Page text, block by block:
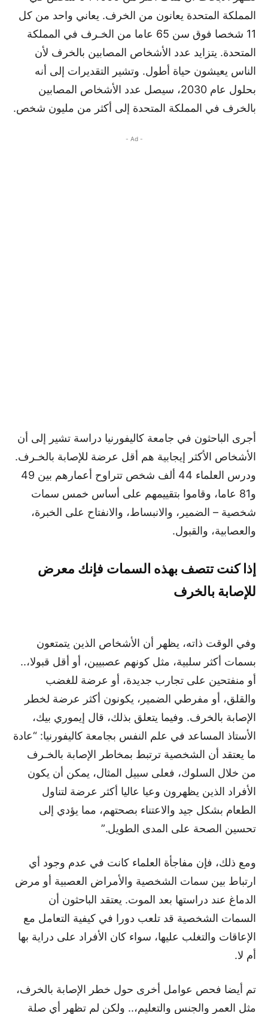
المملكة المتحدة يعانون من الخرف. يعاني واحد من كل
11 شخصا فوق سن 65 عاما من الخـرف في المملكة
المتحدة. يتزايد عدد الأشخاص المصابين بالخرف لأن
الناس يعيشون حياة أطول. وتشير التقديرات إلى أنه
بحلول عام 2030، سيصل عدد الأشخاص المصابين
بالخرف في المملكة المتحدة إلى أكثر من مليون شخص.
- Ad -
أجرى الباحثون في جامعة كاليفورنيا دراسة تشير إلى أن
الأشخاص الأكثر إيجابية هم أقل عرضة للإصابة بالخـرف.
ودرس العلماء 44 ألف شخص تتراوح أعمارهم بين 49
و81 عاما، وقاموا بتقييمهم على أساس خمس سمات
شخصية – الضمير، والانبساط، والانفتاح على الخبرة،
والعصابية، والقبول.
إذا كنت تتصف بهذه السمات فإنك معرض
للإصابة بالخرف
وفي الوقت ذاته، يظهر أن الأشخاص الذين يتمتعون
بسمات أكثر سلبية، مثل كونهم عصبيين، أو أقل قبولا،..
أو منفتحين على تجارب جديدة، أو عرضة للغضب
والقلق، أو مفرطي الضمير، يكونون أكثر عرضة لخطر
الإصابة بالخرف. وفيما يتعلق بذلك، قال إيموري بيك،
الأستاذ المساعد في علم النفس بجامعة كاليفورنيا: “عادة
ما يعتقد أن الشخصية ترتبط بمخاطر الإصابة بالخـرف
من خلال السلوك، فعلى سبيل المثال، يمكن أن يكون
الأفراد الذين يظهرون وعيا عاليا أكثر عرضة لتناول
الطعام بشكل جيد والاعتناء بصحتهم، مما يؤدي إلى
تحسين الصحة على المدى الطويل.”
ومع ذلك، فإن مفاجأة العلماء كانت في عدم وجود أي
ارتباط بين سمات الشخصية والأمراض العصبية أو مرض
الدماغ عند دراستها بعد الموت. يعتقد الباحثون أن
السمات الشخصية قد تلعب دورا في كيفية التعامل مع
الإعاقات والتغلب عليها، سواء كان الأفراد على دراية بها
أم لا.
تم أيضا فحص عوامل أخرى حول خطر الإصابة بالخرف،
مثل العمر والجنس والتعليم،.. ولكن لم تظهر أي صلة